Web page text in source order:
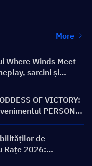
More
Where Winds Meet
sarcini și
OF VICTORY:
PERSONA
bannere și
de
Rațe 2026:
Bune Abilități și